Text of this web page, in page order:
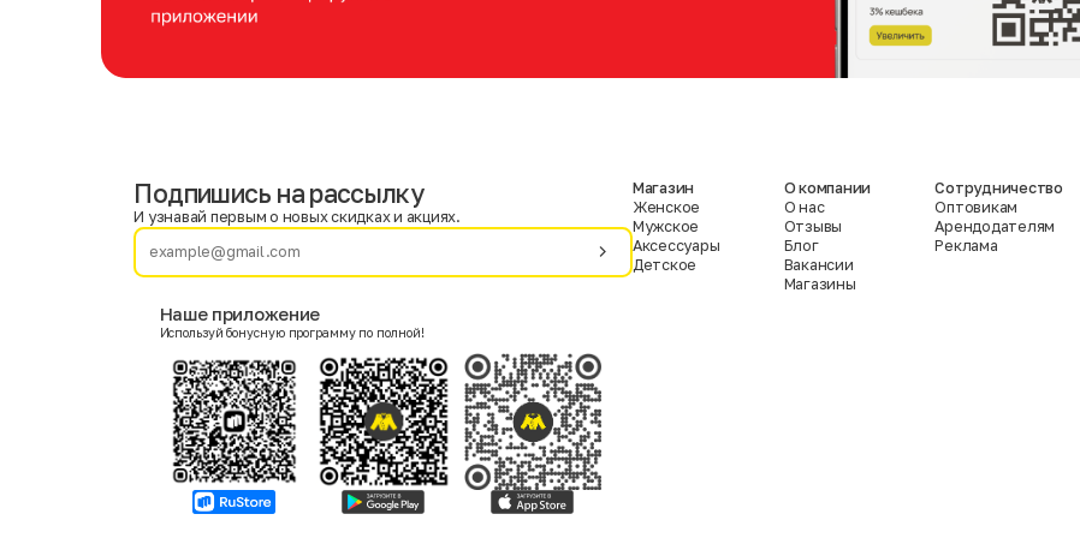
Фамилия
Женский
Согласие на получение чеков по электронной почте
Подпишись на рассылку
И узнавай первым о новых скидках и акциях.
Наше приложение
Используй бонусную программу по полной!
Магазин
Женское
Мужское
Аксессуары
Детское
О компании
О нас
Отзывы
Блог
Вакансии
Магазины
Сотрудничество
Оптовикам
Арендодателям
Реклама